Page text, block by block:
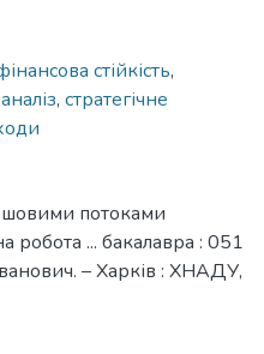
стійкість,
, стратегічне
потоками
робота ... бакалавра : 051
– Харків : ХНАДУ,